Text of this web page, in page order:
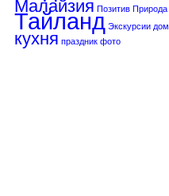
Малайзия Позитив Природа
Тайланд Экскурсии дом
кухня праздник фото